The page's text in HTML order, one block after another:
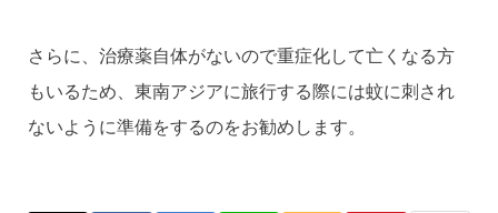
さらに、治療薬自体がないので重症化して亡くなる方
もいるため、東南アジアに旅行する際には蚊に刺され
ないように準備をするのをお勧めします。